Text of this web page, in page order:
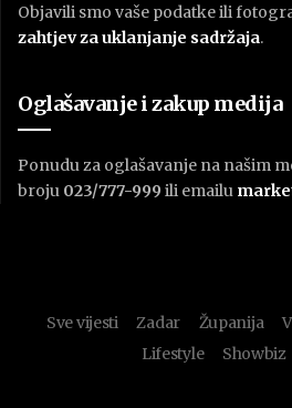
Objavili smo vaše podatke ili
zahtjev za uklanjanje sadržaja.
Oglašavanje i zakup medija
Ponudu za oglašavanje na našim
broju 023/777-999 ili emailu
Sve vijesti Zadar Županija
Lifestyle
Showbiz